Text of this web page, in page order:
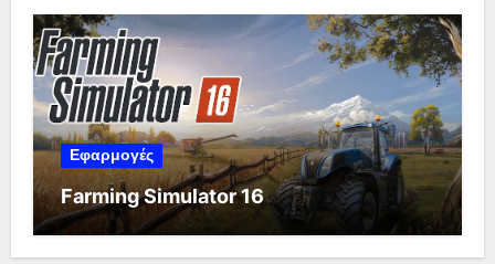
Εφαρμογές
Farming Simulator 16